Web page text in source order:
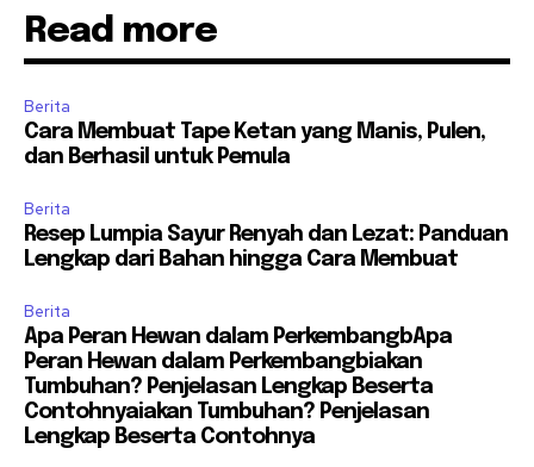
Read more
Berita
Cara Membuat Tape Ketan yang Manis, Pulen,
dan Berhasil untuk Pemula
Berita
Resep Lumpia Sayur Renyah dan Lezat: Panduan
Lengkap dari Bahan hingga Cara Membuat
Berita
Apa Peran Hewan dalam PerkembangbApa
Peran Hewan dalam Perkembangbiakan
Tumbuhan? Penjelasan Lengkap Beserta
Contohnyaiakan Tumbuhan? Penjelasan
Lengkap Beserta Contohnya